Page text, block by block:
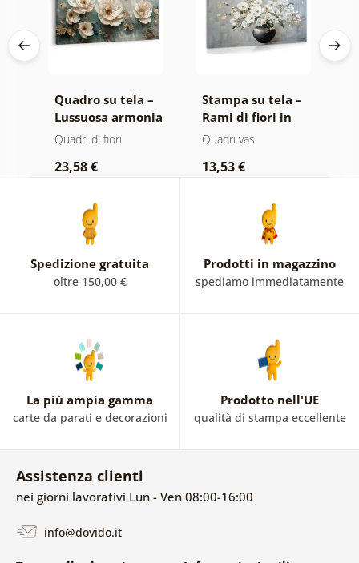
Quadro su tela –
Lussuosa armonia
floreale
Quadri di fiori
23,58 €
Stampa su tela –
Rami di fiori in
vaso nero
Quadri vasi
13,53 €
Spedizione gratuita
oltre 150,00 €
Prodotti in magazzino
spediamo immediatamente
La più ampia gamma
carte da parati e decorazioni
Prodotto nell'UE
qualità di stampa eccellente
Assistenza clienti
nei giorni lavorativi Lun - Ven 08:00-16:00
info@dovido.it